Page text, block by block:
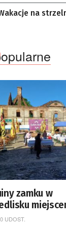
na
zamku w
plonów
0 UDOST.